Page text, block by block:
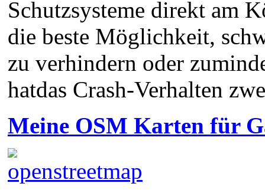
Schutzsysteme direkt am
die beste Möglichkeit,
zu verhindern oder
hatdas Crash-Verhalten
Meine OSM Karten für